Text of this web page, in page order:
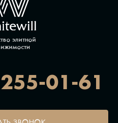
элитной
01-61